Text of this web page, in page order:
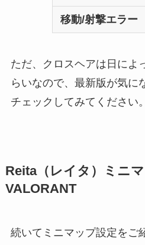
移動/射撃エラー
ただ、クロスヘアは日によ
らいなので、最新版が気に
チェックしてみてください。
Reita（レイタ）ミニマ
VALORANT
続いてミニマップ設定をご